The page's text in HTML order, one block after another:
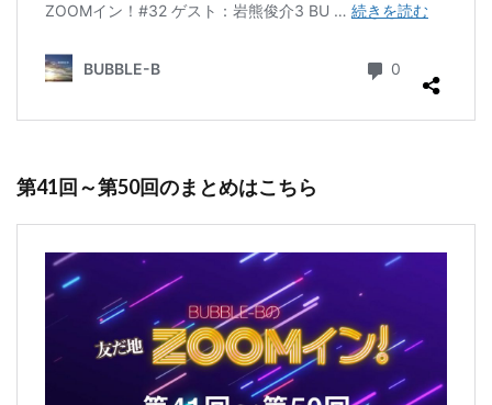
第41回～第50回のまとめはこちら